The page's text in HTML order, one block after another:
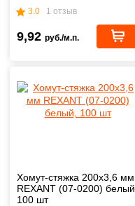
3.0 1 отзыв
9,92 руб./м.п.
Хомут-стяжка 200x3,6 мм
REXANT (07-0200) белый,
100 шт